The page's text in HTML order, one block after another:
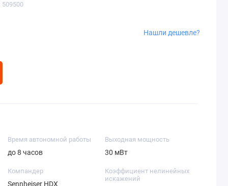
509500
Нашли дешевле?
Время автономной работы
до 8 часов
Выходная мощность
30 мВт
Компандер
Sennheiser HDX
Коэффициент нелинейных
искажений